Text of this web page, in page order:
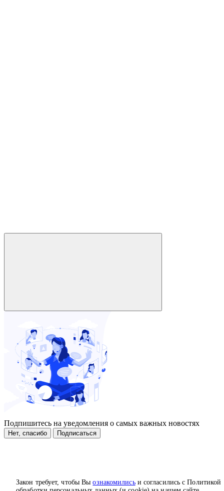
Закон требует, чтобы Выознакомилисьи согласились с Политикой
Подпишитесь на уведомления о самых важных новостях
Нет, спасибо Подписаться